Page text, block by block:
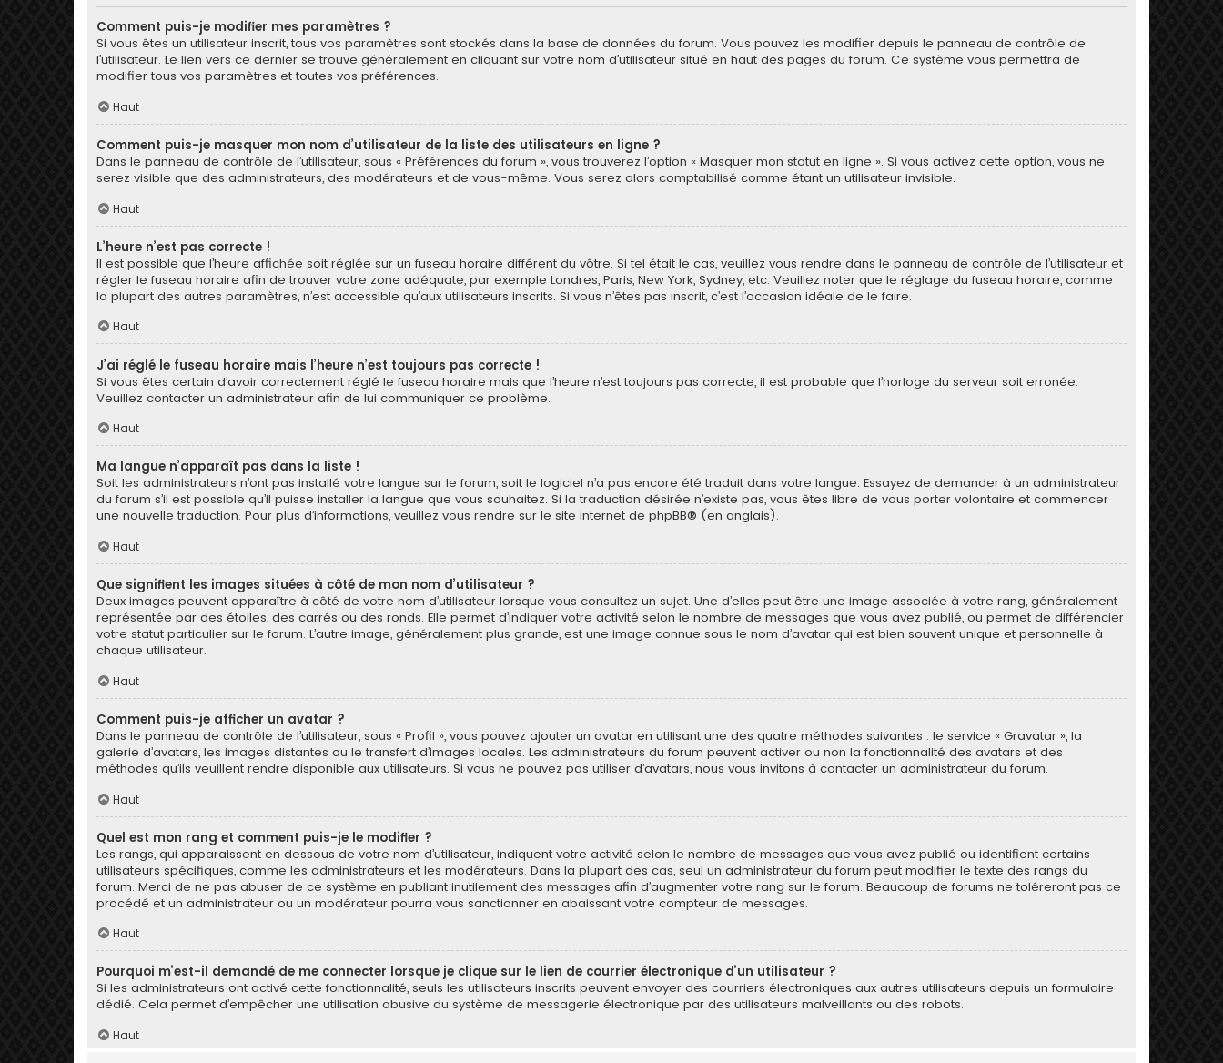
Comment puis-je modifier mes paramètres ?
Si vous êtes un utilisateur inscrit, tous vos paramètres sont stockés dans la base de données du forum. Vous pouvez les modifier depuis le panneau de contrôle de
l’utilisateur. Le lien vers ce dernier se trouve généralement en cliquant sur votre nom d’utilisateur situé en haut des pages du forum. Ce système vous permettra de
modifier tous vos paramètres et toutes vos préférences.
Haut
Comment puis-je masquer mon nom d’utilisateur de la liste des utilisateurs en ligne ?
Dans le panneau de contrôle de l’utilisateur, sous « Préférences du forum », vous trouverez l’option « Masquer mon statut en ligne ». Si vous activez cette option, vous ne
serez visible que des administrateurs, des modérateurs et de vous-même. Vous serez alors comptabilisé comme étant un utilisateur invisible.
Haut
L’heure n’est pas correcte !
Il est possible que l’heure affichée soit réglée sur un fuseau horaire différent du vôtre. Si tel était le cas, veuillez vous rendre dans le panneau de contrôle de l’utilisateur et
régler le fuseau horaire afin de trouver votre zone adéquate, par exemple Londres, Paris, New York, Sydney, etc. Veuillez noter que le réglage du fuseau horaire, comme
la plupart des autres paramètres, n’est accessible qu’aux utilisateurs inscrits. Si vous n’êtes pas inscrit, c’est l’occasion idéale de le faire.
Haut
J’ai réglé le fuseau horaire mais l’heure n’est toujours pas correcte !
Si vous êtes certain d’avoir correctement réglé le fuseau horaire mais que l’heure n’est toujours pas correcte, il est probable que l’horloge du serveur soit erronée.
Veuillez contacter un administrateur afin de lui communiquer ce problème.
Haut
Ma langue n’apparaît pas dans la liste !
Soit les administrateurs n’ont pas installé votre langue sur le forum, soit le logiciel n’a pas encore été traduit dans votre langue. Essayez de demander à un administrateur
du forum s’il est possible qu’il puisse installer la langue que vous souhaitez. Si la traduction désirée n’existe pas, vous êtes libre de vous porter volontaire et commencer
une nouvelle traduction. Pour plus d’informations, veuillez vous rendre sur le site internet de phpBB® (en anglais).
Haut
Que signifient les images situées à côté de mon nom d’utilisateur ?
Deux images peuvent apparaître à côté de votre nom d’utilisateur lorsque vous consultez un sujet. Une d’elles peut être une image associée à votre rang, généralement
représentée par des étoiles, des carrés ou des ronds. Elle permet d’indiquer votre activité selon le nombre de messages que vous avez publié, ou permet de différencier
votre statut particulier sur le forum. L’autre image, généralement plus grande, est une image connue sous le nom d’avatar qui est bien souvent unique et personnelle à
chaque utilisateur.
Haut
Comment puis-je afficher un avatar ?
Dans le panneau de contrôle de l’utilisateur, sous « Profil », vous pouvez ajouter un avatar en utilisant une des quatre méthodes suivantes : le service « Gravatar », la
galerie d’avatars, les images distantes ou le transfert d’images locales. Les administrateurs du forum peuvent activer ou non la fonctionnalité des avatars et des
méthodes qu’ils veuillent rendre disponible aux utilisateurs. Si vous ne pouvez pas utiliser d’avatars, nous vous invitons à contacter un administrateur du forum.
Haut
Quel est mon rang et comment puis-je le modifier ?
Les rangs, qui apparaissent en dessous de votre nom d’utilisateur, indiquent votre activité selon le nombre de messages que vous avez publié ou identifient certains
utilisateurs spécifiques, comme les administrateurs et les modérateurs. Dans la plupart des cas, seul un administrateur du forum peut modifier le texte des rangs du
forum. Merci de ne pas abuser de ce système en publiant inutilement des messages afin d’augmenter votre rang sur le forum. Beaucoup de forums ne toléreront pas ce
procédé et un administrateur ou un modérateur pourra vous sanctionner en abaissant votre compteur de messages.
Haut
Pourquoi m’est-il demandé de me connecter lorsque je clique sur le lien de courrier électronique d’un utilisateur ?
Si les administrateurs ont activé cette fonctionnalité, seuls les utilisateurs inscrits peuvent envoyer des courriers électroniques aux autres utilisateurs depuis un formulaire
dédié. Cela permet d’empêcher une utilisation abusive du système de messagerie électronique par des utilisateurs malveillants ou des robots.
Haut